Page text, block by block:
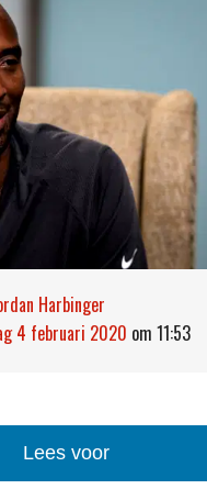
Harbinger
4 februari 2020 om 11:53
Lees voor